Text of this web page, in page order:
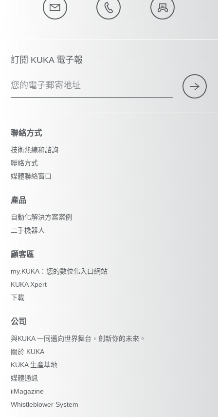
訂閱 KUKA 電子報
您的電子郵寄地址
聯絡方式
技術熱線和諮詢
聯絡方式
媒體聯絡窗口
產品
自動化解決方案案例
二手機器人
顧客區
my.KUKA：您的數位化入口網站
KUKA Xpert
下載
公司
與KUKA 一同邁向世界舞台，創新你的未來。
關於 KUKA
KUKA 生產基地
媒體通訊
iiMagazine
Whistleblower System